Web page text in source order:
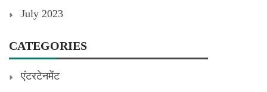
July 2023
CATEGORIES
एंटरटेनमेंट